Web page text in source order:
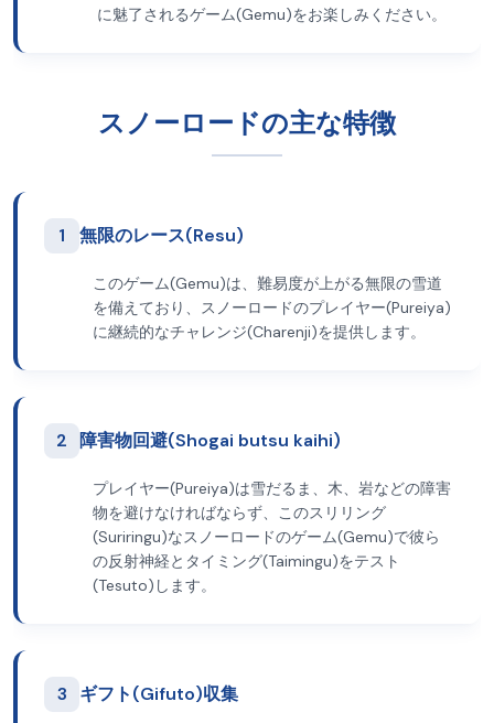
に魅了されるゲーム(Gemu)をお楽しみください。
スノーロードの主な特徴
1 無限のレース(Resu)
このゲーム(Gemu)は、難易度が上がる無限の雪道
を備えており、スノーロードのプレイヤー(Pureiya)
に継続的なチャレンジ(Charenji)を提供します。
2 障害物回避(Shogai butsu kaihi)
プレイヤー(Pureiya)は雪だるま、木、岩などの障害
物を避けなければならず、このスリリング
(Suriringu)なスノーロードのゲーム(Gemu)で彼ら
の反射神経とタイミング(Taimingu)をテスト
(Tesuto)します。
3 ギフト(Gifuto)収集